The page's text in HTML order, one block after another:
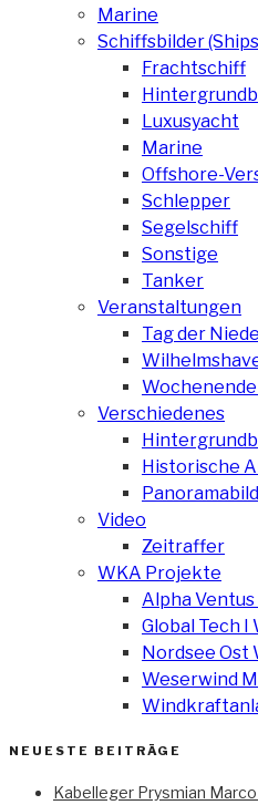
Marine
Schiffsbilder
Frachtschiff
Luxusyacht
Marine
Offshore-
Schlepper
Segelschiff
Sonstige
Tanker
Veranstaltungen
Tag der
Wochenende
Verschiedenes
Historische
Video
Zeitraffer
WKA Projekte
Alpha
Global Tech I
Nordsee Ost
Weserwind
NEUESTE BEITRÄGE
Kabelleger Prysmian